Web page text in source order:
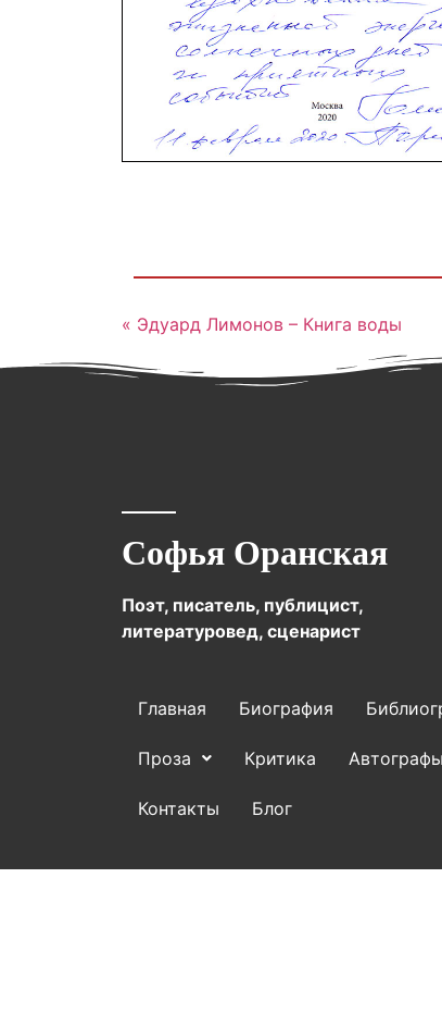
« Эдуард Лимонов – Книга воды
Софья Оранская
Поэт, писатель, публицист,
литературовед, сценарист
Главная Биография
Проза Критика Автографы
Контакты Блог